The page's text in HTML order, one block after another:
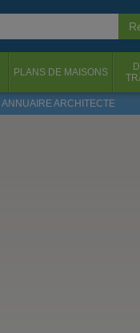
PLANS DE MAISONS
ANNUAIRE ARCHITECTE